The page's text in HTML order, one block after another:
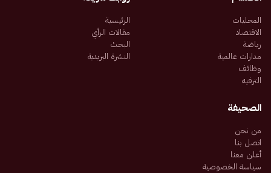
المحليات
الاقتصاد
رياضة
مدارات عالمية
وظائف
الترفيه
الرئيسية
مقالات الرأي
البحث
النشرة البريدية
الصحيفة
من نحن
اتصل بنا
أعلن معنا
سياسة الخصوصية